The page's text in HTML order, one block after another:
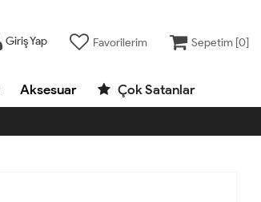
Giriş Yap Favorilerim Sepetim [0]
Aksesuar Çok Satanlar